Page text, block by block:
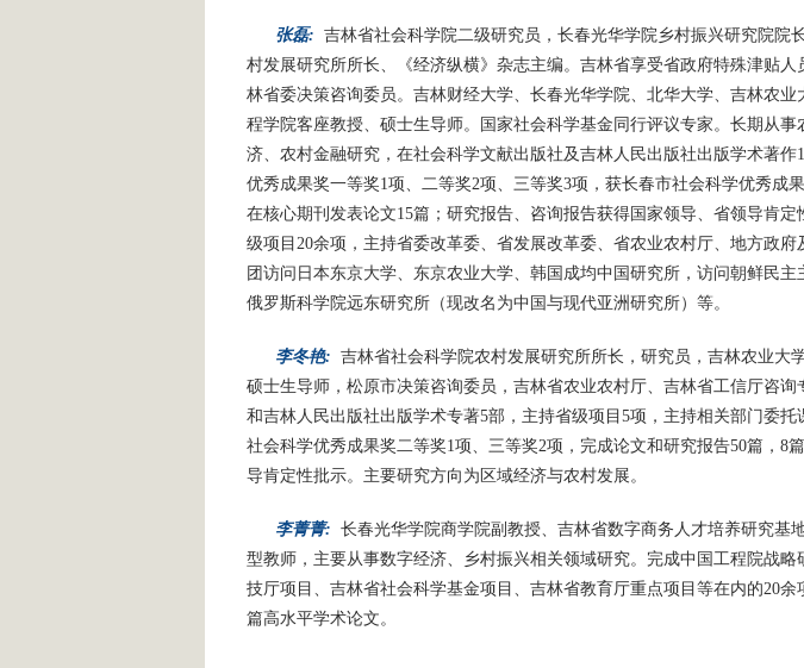
张磊: 吉林省社会科学院二级研究员，长春光华学院乡村振兴研究院院
村发展研究所所长、《经济纵横》杂志主编。吉林省享受省政府特殊津贴
林省委决策咨询委员。吉林财经大学、长春光华学院、北华大学、吉林农
程学院客座教授、硕士生导师。国家社会科学基金同行评议专家。长期从
济、农村金融研究，在社会科学文献出版社及吉林人民出版社出版学术著作
优秀成果奖一等奖1项、二等奖2项、三等奖3项，获长春市社会科学优秀成
在核心期刊发表论文15篇；研究报告、咨询报告获得国家领导、省领导肯定
级项目20余项，主持省委改革委、省发展改革委、省农业农村厅、地方政府
团访问日本东京大学、东京农业大学、韩国成均中国研究所，访问朝鲜民主
俄罗斯科学院远东研究所（现改名为中国与现代亚洲研究所）等。
李冬艳: 吉林省社会科学院农村发展研究所所长，研究员，吉林农业大
硕士生导师，松原市决策咨询委员，吉林省农业农村厅、吉林省工信厅咨询
和吉林人民出版社出版学术专著5部，主持省级项目5项，主持相关部门委托
社会科学优秀成果奖二等奖1项、三等奖2项，完成论文和研究报告50篇，8
导肯定性批示。主要研究方向为区域经济与农村发展。
李菁菁: 长春光华学院商学院副教授、吉林省数字商务人才培养研究基
型教师，主要从事数字经济、乡村振兴相关领域研究。完成中国工程院战
技厅项目、吉林省社会科学基金项目、吉林省教育厅重点项目等在内的20
篇高水平学术论文。